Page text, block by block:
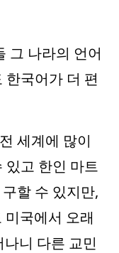
그 나라의 언어
국어가 더 편
세계에 많이
있고 한인 마트
할 수 있지만,
국에서 오래
니 다른 교민